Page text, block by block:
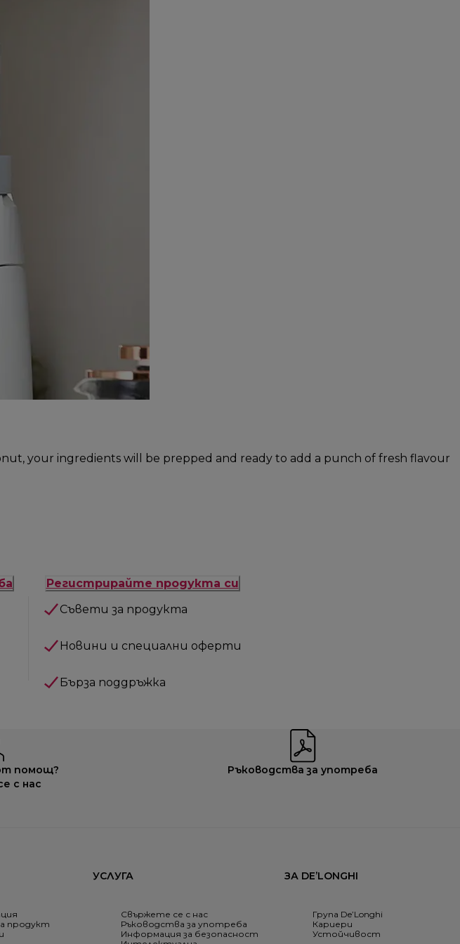
your ingredients will be prepped and ready to add a punch of fresh flavour
Регистрирайте продукта си
Съвети за продукта
Новини и специални оферти
Бърза поддръжка
помощ?
с нас
Ръководства за употреба
продукт
УСЛУГА
Свържете се с нас
Ръководства за употреба
Информация за безопасност
ЗА DE’LONGHI
Група De’Longhi
Кариери
Устойчивост